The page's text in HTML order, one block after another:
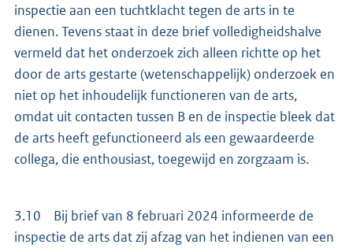
inspectie aan een tuchtklacht tegen de arts in te
dienen. Tevens staat in deze brief volledigheidshalve
vermeld dat het onderzoek zich alleen richtte op het
door de arts gestarte (wetenschappelijk) onderzoek en
niet op het inhoudelijk functioneren van de arts,
omdat uit contacten tussen B en de inspectie bleek dat
de arts heeft gefunctioneerd als een gewaardeerde
collega, die enthousiast, toegewijd en zorgzaam is.
3.10 Bij brief van 8 februari 2024 informeerde de
inspectie de arts dat zij afzag van het indienen van een